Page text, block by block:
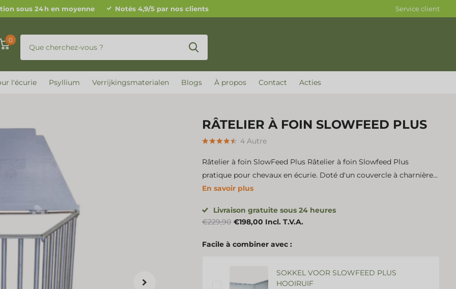
sous 24 h en moyenne Notés 4,9/5 par nos clients Service client
0
l'écurie Psyllium Verrijkingsmaterialen Blogs À propos Contact Acties
RÂTELIER À FOIN SLOWFEED PLUS
4 Autre
Râtelier à foin SlowFeed Plus Râtelier à foin Slowfeed Plus
pratique pour chevaux en écurie. Doté d'un couvercle à charnière...
En savoir plus
Livraison gratuite sous 24 heures
€229,90 €198,00 Incl. T.V.A.
Facile à combiner avec :
SOKKEL VOOR SLOWFEED PLUS
HOOIRUIF